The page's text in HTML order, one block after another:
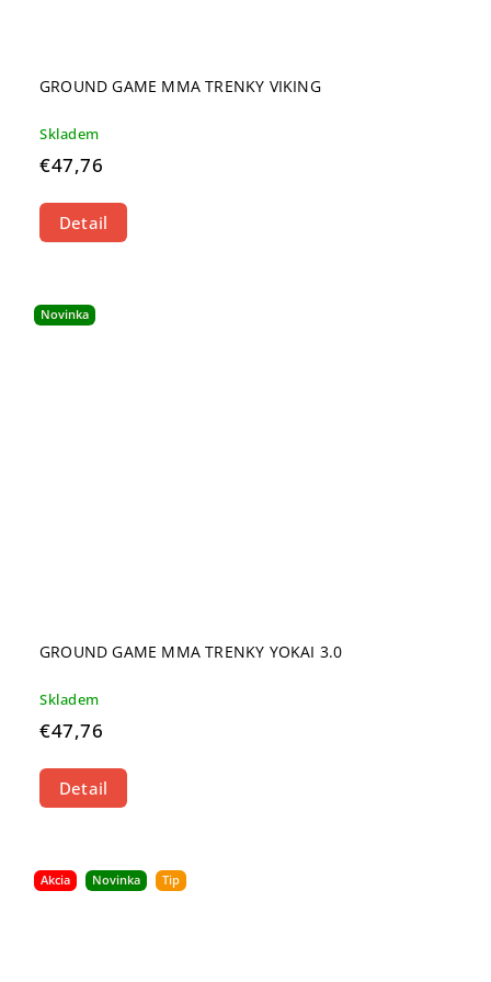
GROUND GAME MMA TRENKY VIKING
Skladem
€47,76
Detail
Novinka
GROUND GAME MMA TRENKY YOKAI 3.0
Skladem
€47,76
Detail
Akcia Novinka Tip